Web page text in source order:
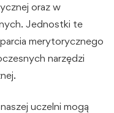
oraz w
Jednostki te
merytorycznego
narzędzi
uczelni mogą